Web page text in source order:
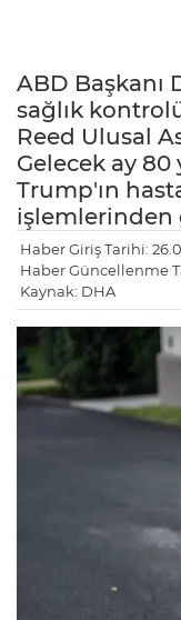
ABD Başkanı
sağlık
Reed Ulusal
Gelecek ay 80
Trump'ın
işlemlerinden
Haber Giriş Tarihi:
Haber Güncellenme
Kaynak: DHA